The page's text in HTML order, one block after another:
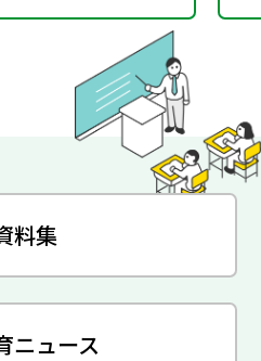
料集
ニュース